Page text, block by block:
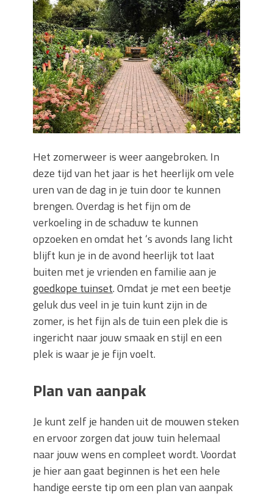
Zo blijft je oven loeiheet: de beste tips
voor een perfecte isolatie
Grond kopen of verkopen Noord-
Holland
De Kwaliteit van Houtpellets: Wat
Bepaalt of uw Kachel Optimaal
Presteert
Waarom technische eisen de basis
vormen voor functionele ruimtes
energierenovatie: wat de overgang
technisch vraagt
Het zomerweer is weer aangebroken. In
deze tijd van het jaar is het heerlijk om vele
uren van de dag in je tuin door te kunnen
brengen. Overdag is het fijn om de
verkoeling in de schaduw te kunnen
opzoeken en omdat het ‘s avonds lang licht
blijft kun je in de avond heerlijk tot laat
buiten met je vrienden en familie aan je
goedkope tuinset. Omdat je met een beetje
geluk dus veel in je tuin kunt zijn in de
zomer, is het fijn als de tuin een plek die is
ingericht naar jouw smaak en stijl en een
plek is waar je je fijn voelt.
Plan van aanpak
Je kunt zelf je handen uit de mouwen steken
en ervoor zorgen dat jouw tuin helemaal
naar jouw wens en compleet wordt. Voordat
je hier aan gaat beginnen is het een hele
handige eerste tip om een plan van aanpak